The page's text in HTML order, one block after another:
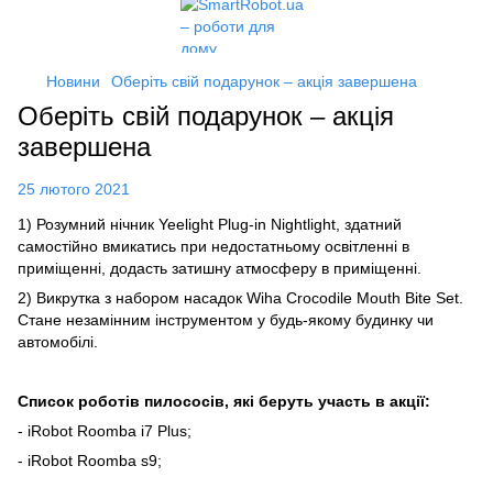
Новини Оберіть свій подарунок – акція завершена
Оберіть свій подарунок – акція
завершена
25 лютого 2021
1) Розумний нічник Yeelight Plug-in Nightlight, здатний
самостійно вмикатись при недостатньому освітленні в
приміщенні, додасть затишну атмосферу в приміщенні.
2) Викрутка з набором насадок Wiha Crocodile Mouth Bite Set.
Стане незамінним інструментом у будь-якому будинку чи
автомобілі.
Список роботів пилососів, які беруть участь в акції:
- iRobot Roomba i7 Plus;
- iRobot Roomba s9;